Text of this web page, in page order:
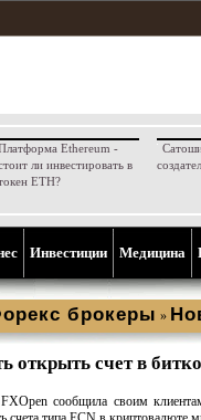
Ethereum -
ли инвестировать в
ETH?
Инвестиции Медицина
брокеры »
открыть счет в
сообщила своим